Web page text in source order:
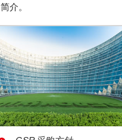
简介。